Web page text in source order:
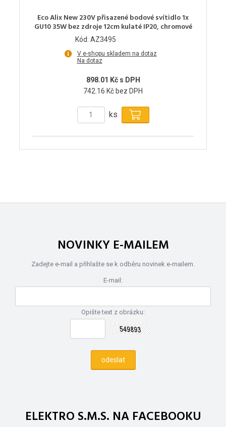
Eco Alix New 230V přisazené bodové svítidlo 1x
GU10 35W bez zdroje 12cm kulaté IP20, chromové
Kód: AZ3495
V e-shopu skladem na dotaz
Na dotaz
898.01 Kč s DPH
742.16 Kč bez DPH
ks
NOVINKY E-MAILEM
Zadejte e-mail a přihlašte se k odběru novinek e-mailem.
E-mail:
Opište text z obrázku:
ELEKTRO S.M.S. NA FACEBOOKU